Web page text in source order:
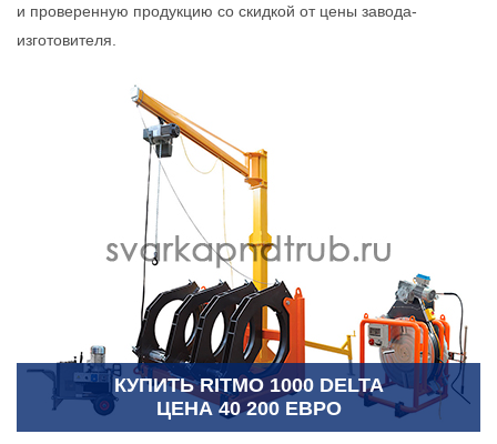
и проверенную продукцию со скидкой от цены завода-
изготовителя.
КУПИТЬ RITMO 1000 DELTA
ЦЕНА 40 200 ЕВРО